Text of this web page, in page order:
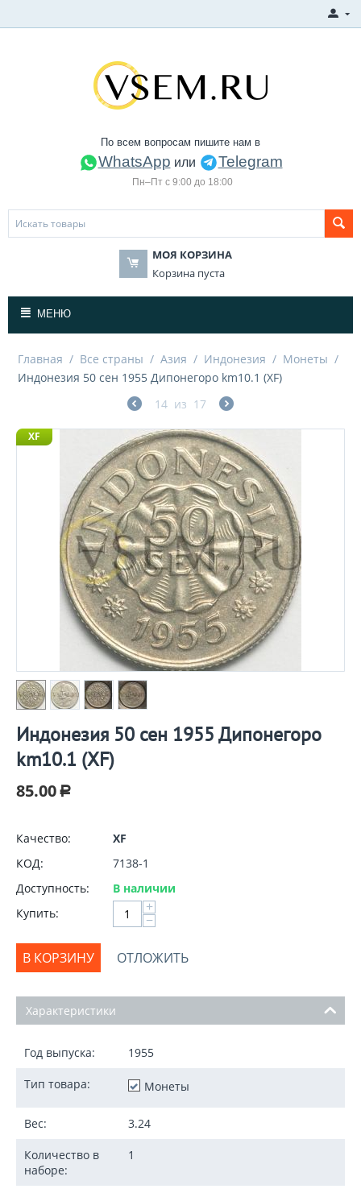
По всем вопросам пишите нам в
WhatsApp или Telegram
Пн–Пт с 9:00 до 18:00
МОЯ КОРЗИНА
Корзина пуста
МЕНЮ
Главная / Все страны / Азия / Индонезия / Монеты /
Индонезия 50 сен 1955 Дипонегоро km10.1 (XF)
14 из 17
XF
Индонезия 50 сен 1955 Дипонегоро
km10.1 (XF)
85.00 Р
Качество:
XF
КОД:
7138-1
Доступность:
В наличии
Купить:
+
−
В КОРЗИНУ ОТЛОЖИТЬ
Характеристики
Год выпуска: 1955
Тип товара: Монеты
Вес: 3.24
Количество в
наборе:
1